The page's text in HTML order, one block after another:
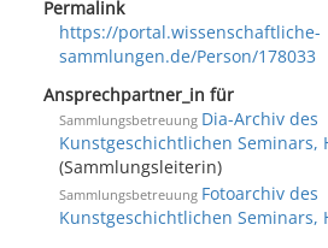
Permalink
https://portal.wissenschaftliche-
sammlungen.de/Person/178033
Ansprechpartner_in für
Sammlungsbetreuung Dia-Archiv des
Kunstgeschichtlichen Seminars,
(Sammlungsleiterin)
Sammlungsbetreuung Fotoarchiv des
Kunstgeschichtlichen Seminars,